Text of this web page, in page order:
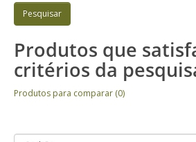
Produtos que
critérios da
Produtos para comparar (0)